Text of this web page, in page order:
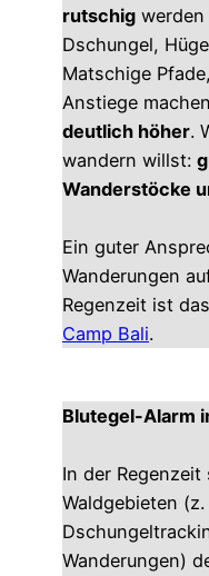
rutschig
Dschungel,
Matschige
Anstiege
deutlich höher.
wandern willst:
Wanderstöcke
Ein guter
Wanderungen
Regenzeit ist
Camp Bali.
Blutegel-Alarm
In der
Waldgebieten (z.
Wanderungen)